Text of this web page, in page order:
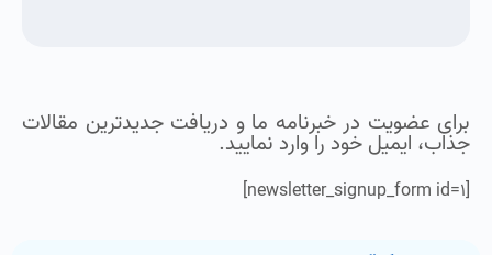
برای عضویت در خبرنامه ما و دریافت جدیدترین مقالات
جذاب، ایمیل خود را وارد نمایید.
[newsletter_signup_form id=1]